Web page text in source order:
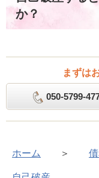
か？
まずは
050-5799-
ホーム ＞